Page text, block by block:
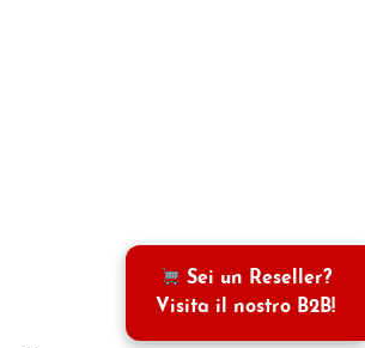
Sei un Reseller?
Visita il nostro B2B!